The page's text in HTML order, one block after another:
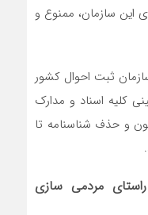
این سازمان، ممنوع و
سازمان ثبت احوال کشور
کلیه اسناد و مدارک
و حذف شناسنامه تا
مردمی سازی